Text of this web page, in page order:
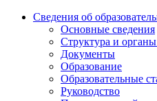
Сведения об
Основные сведения
Структура и
Документы
Образование
Образовательные
Руководство